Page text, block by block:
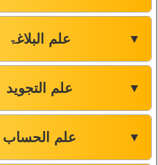
علم البلاغۃ ▼
علم التجوید ▼
علم الحساب ▼